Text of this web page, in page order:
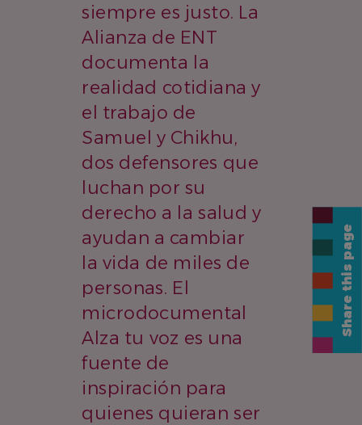
siempre es justo. La
Alianza de ENT
documenta la
realidad cotidiana y
el trabajo de
Samuel y Chikhu,
dos defensores que
luchan por su
derecho a la salud y
ayudan a cambiar
la vida de miles de
personas. El
microdocumental
Alza tu voz es una
fuente de
inspiración para
quienes quieran ser
Share this page